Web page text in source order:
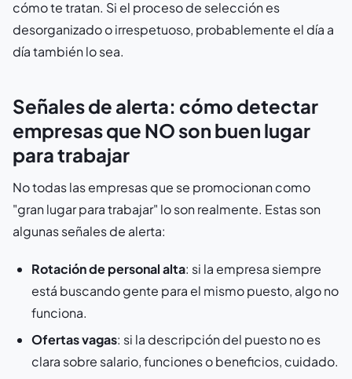
cómo te tratan. Si el proceso de selección es
desorganizado o irrespetuoso, probablemente el día a
día también lo sea.
Señales de alerta: cómo detectar
empresas que NO son buen lugar
para trabajar
No todas las empresas que se promocionan como
"gran lugar para trabajar" lo son realmente. Estas son
algunas señales de alerta:
Rotación de personal alta: si la empresa siempre
está buscando gente para el mismo puesto, algo no
funciona.
Ofertas vagas: si la descripción del puesto no es
clara sobre salario, funciones o beneficios, cuidado.